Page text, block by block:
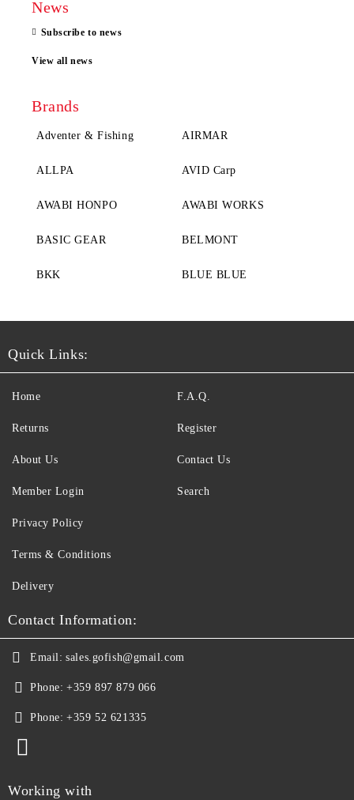
News
Subscribe to news
View all news
Brands
Adventer & Fishing AIRMAR
ALLPA AVID Carp
AWABI HONPO AWABI WORKS
BASIC GEAR BELMONT
BKK BLUE BLUE
Quick Links:
Home
Returns
About Us
Member Login
F.A.Q.
Register
Contact Us
Search
Privacy Policy
Terms & Conditions
Delivery
Contact Information:
Email: sales.gofish@gmail.com
Phone: +359 897 879 066
Phone: +359 52 621335
Working with